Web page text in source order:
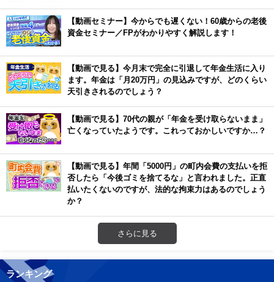
【動画セミナー】今からでも遅くない！60歳からの老後
資金セミナー／FPがわかりやすく解説します！
【動画で見る】今月末で完全に引退して年金生活に入り
ます。年金は「月20万円」の見込みですが、どのくらい
天引きされるのでしょう？
【動画で見る】70代の親が「年金を受け取らないまま」
亡くなっていたようです。これっておかしいですか…？
【動画で見る】年間「5000円」の町内会費の支払いを拒
否したら「今後ゴミを捨てるな」と言われました。正直
払いたくないのですが、法的な拘束力はあるのでしょう
か？
さらに見る
ランキング